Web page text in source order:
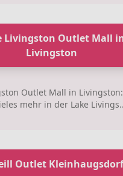
Livingston Outlet Mall
Livingston
Outlet Mall in Livingston:
mehr in der Lake
Outlet Kleinhaugsdorf